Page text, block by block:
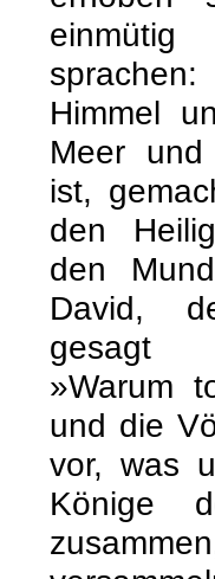
Himmel
Meer
ist,
den
den
David,
gesagt
»Warum
und die
vor, was
Könige